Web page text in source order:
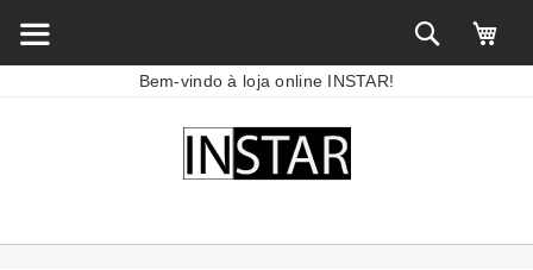
Bem-vindo à loja online INSTAR!